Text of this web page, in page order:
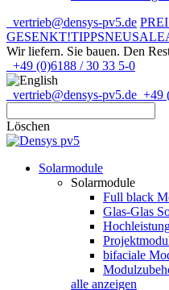
vertrieb@densys-pv5.de
GESENKT!TIPPSNEUSALE
Wir liefern. Sie bauen. Den
+49 (0)6188 / 30 33 5-0
vertrieb@densys-pv5.de +49
Löschen
Solarmodule
Solarmodule
Full black
Glas-Glas
bifaciale
alle anzeigen